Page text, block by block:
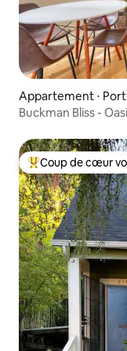
Appartement ⋅
Buckman Bliss -
Coups de cœur
Coup de cœur